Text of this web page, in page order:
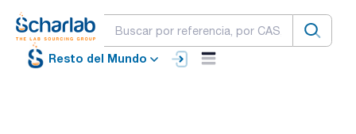
Resto del Mundo